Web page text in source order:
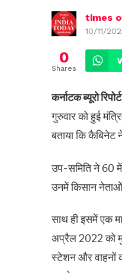
times
10/11/
0
Shares
कर्नाटक ब्यूरो
गुरुवार को हुई
बताया कि कैबिनेट
उप-समिति ने 60 में
उनमें किसान
साथ ही इसमें एक
अप्रैल 2022 को
स्टेशन और वाहनों